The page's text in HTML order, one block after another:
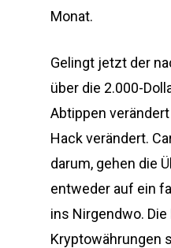
Monat.
Gelingt jetzt der
über die 2.000-
Abtippen
Hack verändert.
darum, gehen die
entweder auf ein
ins Nirgendwo. Die
Kryptowährungen